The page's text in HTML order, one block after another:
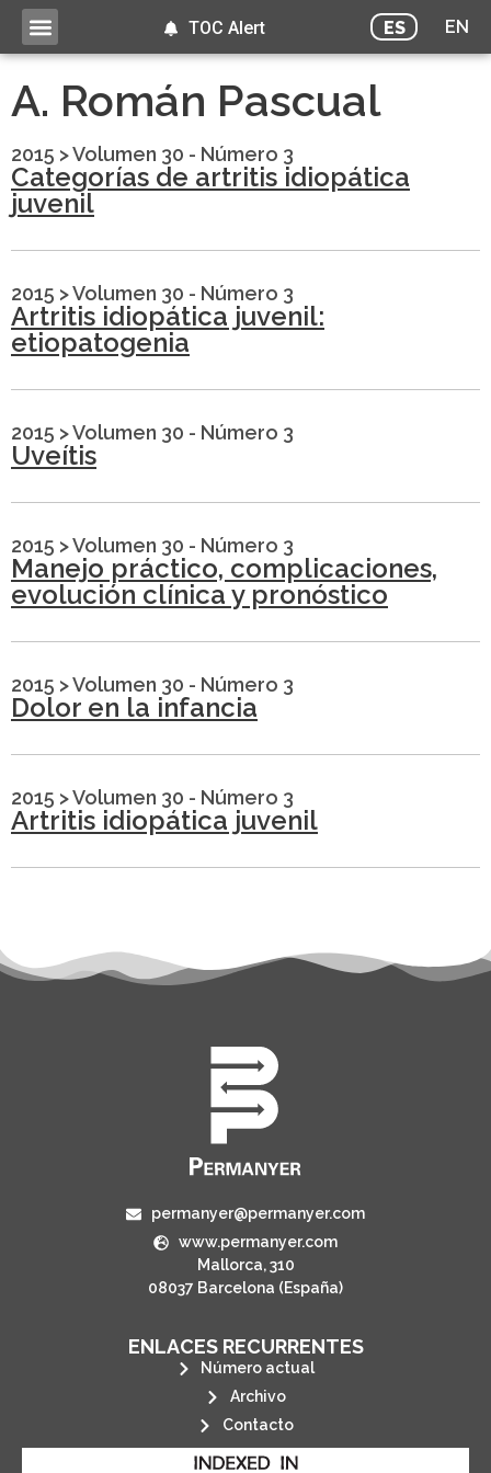
ES EN
TOC Alert
A. Román Pascual
2015 >Volumen 30 - Número 3
Categorías de artritis idiopática
juvenil
2015 >Volumen 30 - Número 3
Artritis idiopática juvenil:
etiopatogenia
2015 >Volumen 30 - Número 3
Uveítis
2015 >Volumen 30 - Número 3
Manejo práctico, complicaciones,
evolución clínica y pronóstico
2015 >Volumen 30 - Número 3
Dolor en la infancia
2015 >Volumen 30 - Número 3
Artritis idiopática juvenil
permanyer@permanyer.com
www.permanyer.com
Mallorca, 310
08037 Barcelona (España)
ENLACES RECURRENTES
Número actual
Archivo
Contacto